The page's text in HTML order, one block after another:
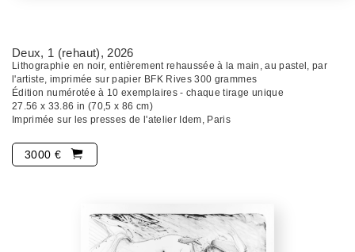
Deux, 1 (rehaut), 2026
Lithographie en noir, entièrement rehaussée à la main, au pastel, par
l'artiste, imprimée sur papier BFK Rives 300 grammes
Édition numérotée à 10 exemplaires - chaque tirage unique
27.56 x 33.86 in (70,5 x 86 cm)
Imprimée sur les presses de l'atelier Idem, Paris
3000 €